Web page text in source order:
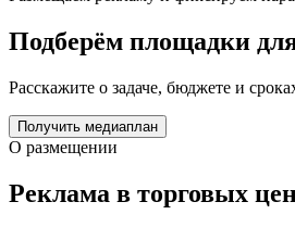
Подберём площадки
Расскажите о задаче, бюджете и
Получить медиаплан
О размещении
Реклама в торговых